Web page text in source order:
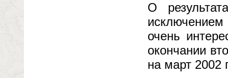
О
очень
окончании
на март 2002